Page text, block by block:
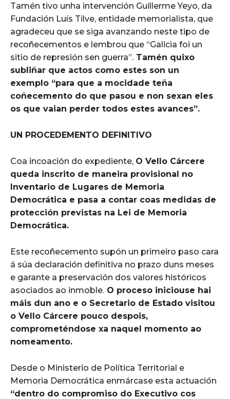
Tamén tivo unha intervención Guillerme Yeyo, da
Fundación Luís Tilve, entidade memorialista, que
agradeceu que se siga avanzando neste tipo de
recoñecementos e lembrou que “Galicia foi un
sitio de represión sen guerra”. Tamén quixo
subliñar que actos como estes son un
exemplo “para que a mocidade teña
coñecemento do que pasou e non sexan eles
os que vaian perder todos estes avances”.
UN PROCEDEMENTO DEFINITIVO
Coa incoación do expediente, O Vello Cárcere
queda inscrito de maneira provisional no
Inventario de Lugares de Memoria
Democrática e pasa a contar coas medidas de
protección previstas na Lei de Memoria
Democrática.
Este recoñecemento supón un primeiro paso cara
á súa declaración definitiva no prazo duns meses
e garante a preservación dos valores históricos
asociados ao inmoble. O proceso iniciouse hai
máis dun ano e o Secretario de Estado visitou
o Vello Cárcere pouco despois,
comprometéndose xa naquel momento ao
nomeamento.
Desde o Ministerio de Política Territorial e
Memoria Democrática enmárcase esta actuación
“dentro do compromiso do Executivo cos